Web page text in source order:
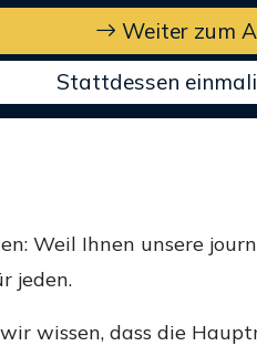
Weiter zum
Stattdessen
Weil Ihnen unsere
jeden.
wissen, dass die